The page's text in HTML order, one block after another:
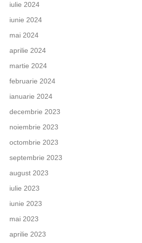
iulie 2024
iunie 2024
mai 2024
aprilie 2024
martie 2024
februarie 2024
ianuarie 2024
decembrie 2023
noiembrie 2023
octombrie 2023
septembrie 2023
august 2023
iulie 2023
iunie 2023
mai 2023
aprilie 2023